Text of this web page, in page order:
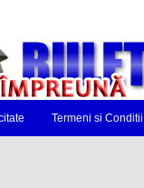
Termeni si Conditii